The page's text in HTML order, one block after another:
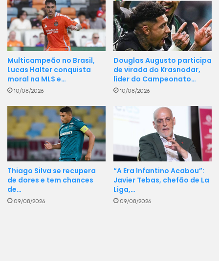
Multicampeão no Brasil,
Lucas Halter conquista
moral na MLS e…
10/08/2026
Douglas Augusto participa
de virada do Krasnodar,
líder do Campeonato…
10/08/2026
Thiago Silva se recupera
de dores e tem chances
de…
09/08/2026
“A Era Infantino Acabou”:
Javier Tebas, chefão de La
Liga,…
09/08/2026